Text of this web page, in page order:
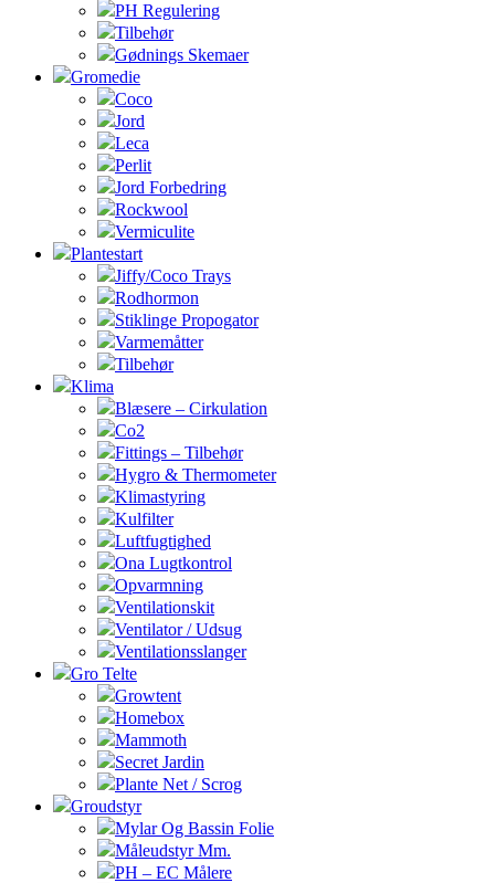
PH Regulering
Tilbehør
Gødnings Skemaer
Gromedie
Coco
Jord
Leca
Perlit
Jord Forbedring
Rockwool
Vermiculite
Plantestart
Jiffy/Coco Trays
Rodhormon
Stiklinge Propogator
Varmemåtter
Tilbehør
Klima
Blæsere – Cirkulation
Co2
Fittings – Tilbehør
Hygro & Thermometer
Klimastyring
Kulfilter
Luftfugtighed
Ona Lugtkontrol
Opvarmning
Ventilationskit
Ventilator / Udsug
Ventilationsslanger
Gro Telte
Growtent
Homebox
Mammoth
Secret Jardin
Plante Net / Scrog
Groudstyr
Mylar Og Bassin Folie
Måleudstyr Mm.
PH – EC Målere